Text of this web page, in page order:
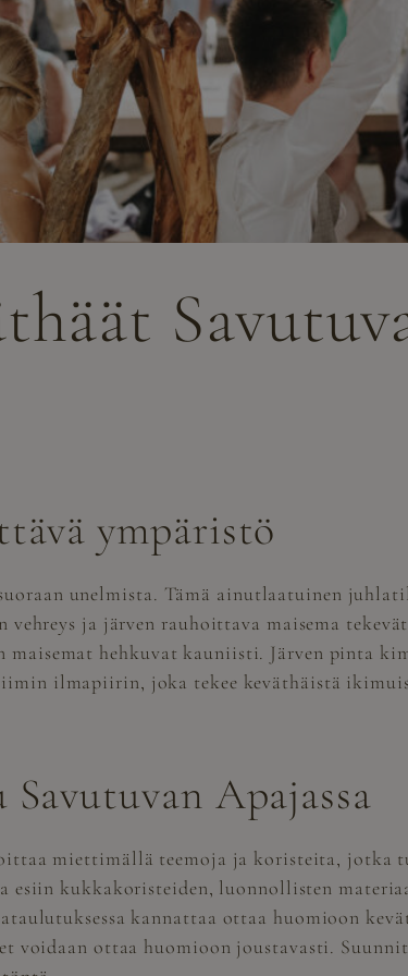
ympäristö
unelmista. Tämä ainutlaatuinen
ja järven rauhoittava maisema
hehkuvat kauniisti. Järven pinta
ilmapiirin, joka tekee keväthäistä
Apajassa
miettimällä teemoja ja koristeita, jotka
esiin kukkakoristeiden, luonnollisten
kannattaa ottaa huomioon
ottaa huomioon joustavasti.